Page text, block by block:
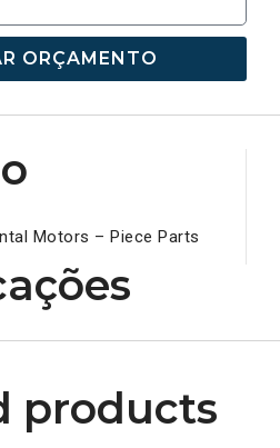
ORÇAMENTO
Motors – Piece Parts
products